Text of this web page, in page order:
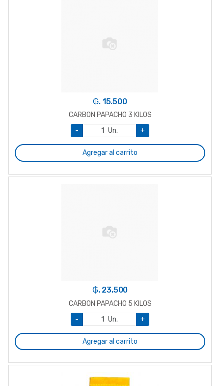
₲. 15.500
CARBON PAPACHO 3 KILOS
-
Un. +
Agregar al carrito
₲. 23.500
CARBON PAPACHO 5 KILOS
-
Un. +
Agregar al carrito